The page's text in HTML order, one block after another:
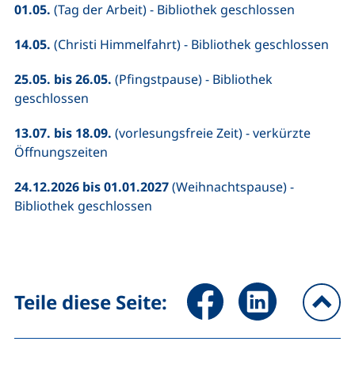
01.05. (Tag der Arbeit) - Bibliothek geschlossen
14.05. (Christi Himmelfahrt) - Bibliothek geschlossen
25.05. bis 26.05. (Pfingstpause) - Bibliothek
geschlossen
13.07. bis 18.09. (vorlesungsfreie Zeit) - verkürzte
Öffnungszeiten
24.12.2026 bis 01.01.2027(Weihnachtspause) -
Bibliothek geschlossen
Teile diese Seite: Seite über Facebook teilen
Seite über